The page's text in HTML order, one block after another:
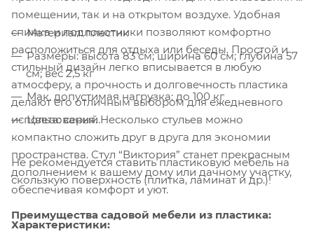
помещении, так и на открытом воздухе. Удобная
спинка и подлокотники позволяют комфортно
расположиться для отдыха или беседы. Простой и
стильный дизайн легко вписывается в любую
атмосферу, а прочность и долговечность пластика
делают его отличным выбором для ежедневного
использования. Несколько стульев можно
компактно сложить друг в друга для экономии
пространства. Стул “Виктория” станет прекрасным
дополнением к вашему дому или дачному участку,
обеспечивая комфорт и уют.
Характеристики:
Материал: пластик
Размеры: высота 83 см; ширина 60 см; глубина 57
см; вес 2,5 кг
Мак. допустимая нагрузка: до 100 кг
Цвета: серый.
Не рекомендуется ставить пластиковую мебель на
скользкую поверхность (плитка, ламинат и др.)!
Преимущества садовой мебели из пластика: